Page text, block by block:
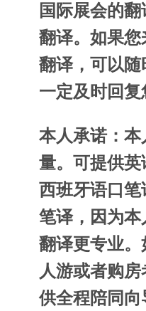
国际展会的
翻译。如果
翻译，可以随
一定及时回复
本人承诺：
量。可提供
西班牙语口笔
笔译，因为本
翻译更专业
人游或者购
供全程陪同